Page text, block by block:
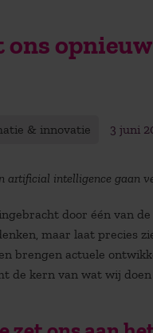
opnieuw
& innovatie 3 juni
artificial intelligence gaan
door één van
maar laat precies
brengen actuele
de kern van wat wij doen